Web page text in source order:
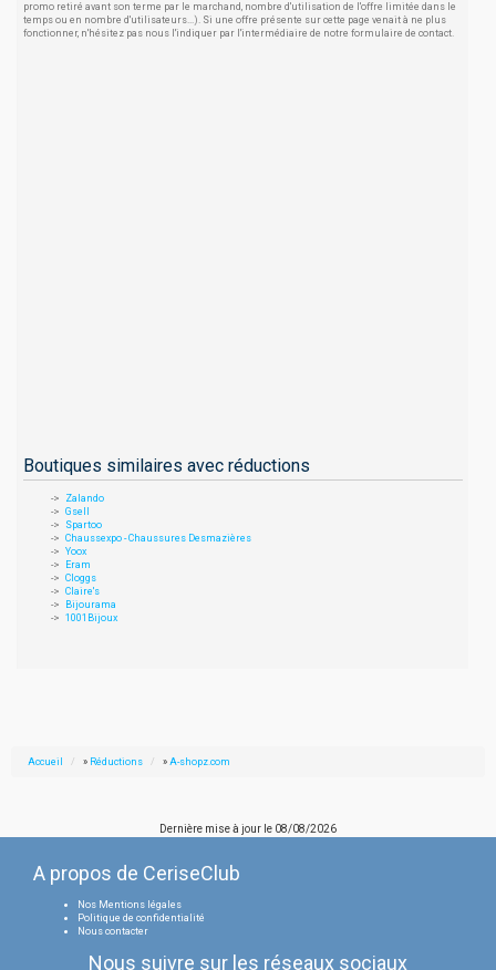
promo retiré avant son terme par le marchand, nombre d'utilisation de l'offre limitée dans le
temps ou en nombre d'utilisateurs...). Si une offre présente sur cette page venait à ne plus
fonctionner, n'hésitez pas nous l'indiquer par l'intermédiaire de notre formulaire de contact.
Boutiques similaires avec réductions
Zalando
Gsell
Spartoo
Chaussexpo - Chaussures Desmazières
Yoox
Eram
Cloggs
Claire's
Bijourama
1001Bijoux
Accueil » Réductions » A-shopz.com
Dernière mise à jour le 08/08/2026
A propos de CeriseClub
Nos Mentions légales
Politique de confidentialité
Nous contacter
Nous suivre sur les réseaux sociaux